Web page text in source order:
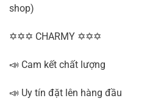
shop)
✡✡✡ CHARMY ✡✡✡
📣 Cam kết chất lượng
📣 Uy tín đặt lên hàng đầu